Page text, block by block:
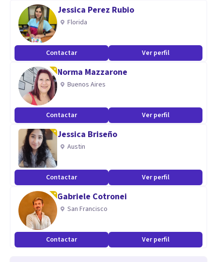
Jessica Perez Rubio
Florida
Contactar Ver perfil
Norma Mazzarone
Buenos Aires
Contactar Ver perfil
Jessica Briseño
Austin
Contactar Ver perfil
Gabriele Cotronei
San Francisco
Contactar Ver perfil